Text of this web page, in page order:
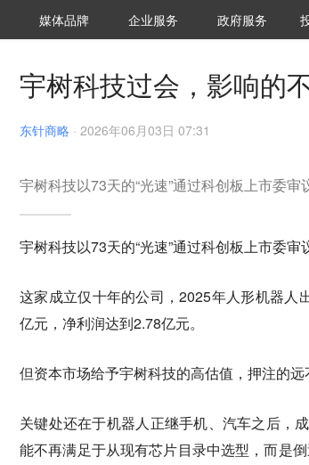
媒体品牌 36Kr研究院
企业服务 城市之窗
政府服务 投
宇树科技过会，影响的
东针商略 · 2026年06月03日 07:31
宇树科技以73天的“光速”通过科创板上市委审
宇树科技以73天的“光速”通过科创板上市委审
这家成立仅十年的公司，2025年人形机器人
亿元，净利润达到2.78亿元。
但资本市场给予宇树科技的高估值，押注的远
关键处还在于机器人正继手机、汽车之后，
能不再满足于从现有芯片目录中选型，而是